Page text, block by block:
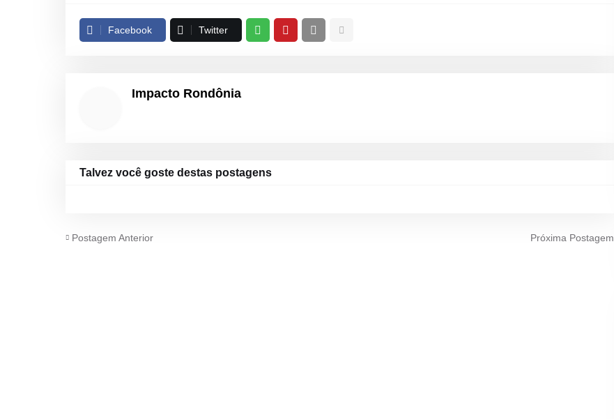
Facebook Twitter
Impacto Rondônia
Talvez você goste destas postagens
Postagem Anterior Próxima Postagem